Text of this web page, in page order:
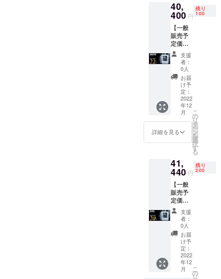
いま
す。 ※
デザイ
ン・仕
様は変
更にな
る可能
性もご
ざいま
す。ご
了承く
ださ
い。 ※
ご注文
状況、
使用部
材の供
上の都
合等に
より出
荷時期
が遅れ
る場合
があり
ます。
フィラ
メント1
ロール
入り）
・ピン
セット
・電源
アダプ
タ ・取
扱説明
様のご
支援に
より量
産効率
が向上
した場
販売予
定価格
より下
がる可
能性も
ござい
ます。
※デザイ
ン・仕
様は変
更にな
る可能
性もご
ざいま
す。ご
40,
400 円
残り
100
【一般
販売予
定価格
51,800
円の
22%オ
フ】(税
込・送
料無料)
・3Dプ
リン
ター 本
体 ・材
料用タ
ンク
（ホワ
フィラ
メント1
ロール
入り）
・ピン
セット
・電源
アダプ
タ ・取
扱説明
様のご
支援に
より量
産効率
支援
者：
0人
お届
け予
定：
2022
年12
月
詳細を見る
こ
の
リ
タ
ー
ン
を
選
択
す
る
41,
440 円
残り
200
【一般
販売予
定価格
51,800
円の
20%オ
フ】(税
込・送
料無料)
・3Dプ
リン
ター 本
支援
者：
0人
お届
け予
定：
2022
年12
月
こ
の
リ